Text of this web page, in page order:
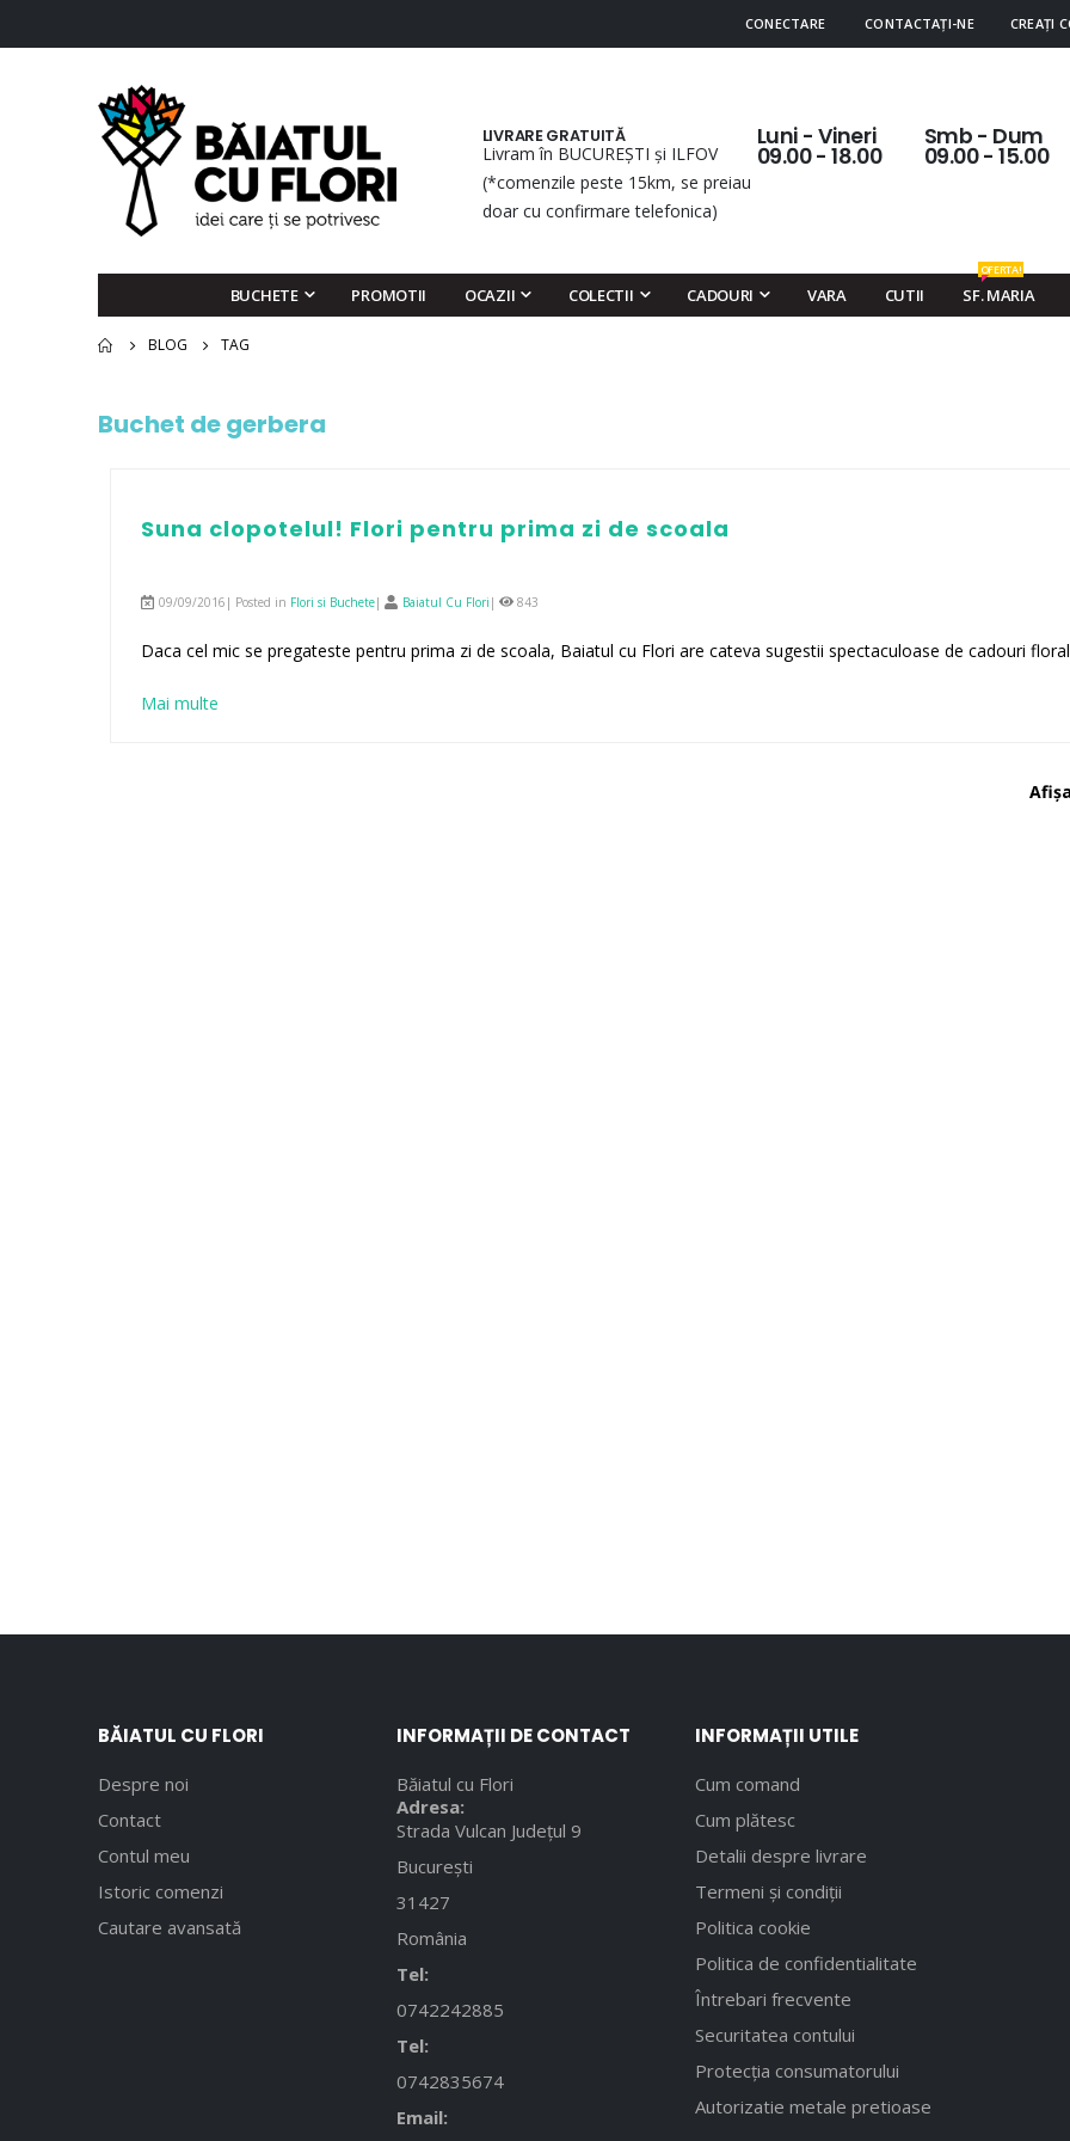
CONECTARE CONTACTAȚI-NE CREAȚI
LIVRARE GRATUITĂ
Livram în BUCUREȘTI și ILFOV
(*comenzile peste 15km, se preiau
doar cu confirmare telefonica)
Luni - Vineri
09.00 - 18.00
Smb - Dum
09.00 - 15.00
BUCHETE PROMOTII OCAZII COLECTII CADOURI VARA CUTII SF. MARIA
OFERTA!
BLOG TAG
Buchet de gerbera
Suna clopotelul! Flori pentru prima zi de scoala
09/09/2016| Posted in Flori si Buchete| Baiatul Cu Flori | 843
Daca cel mic se pregateste pentru prima zi de scoala, Baiatul cu Flori are cateva sugestii spectaculoase de cadouri
Mai multe
BĂIATUL CU FLORI
Despre noi
Contact
Contul meu
Istoric comenzi
Cautare avansată
INFORMAȚII DE CONTACT
Băiatul cu Flori
Adresa:
Strada Vulcan Județul 9
București
31427
România
Tel:
0742242885
Tel:
0742835674
Email:
INFORMAȚII UTILE
Cum comand
Cum plătesc
Detalii despre livrare
Termeni și condiții
Politica cookie
Politica de confidentialitate
Întrebari frecvente
Securitatea contului
Protecția consumatorului
Autorizatie metale pretioase